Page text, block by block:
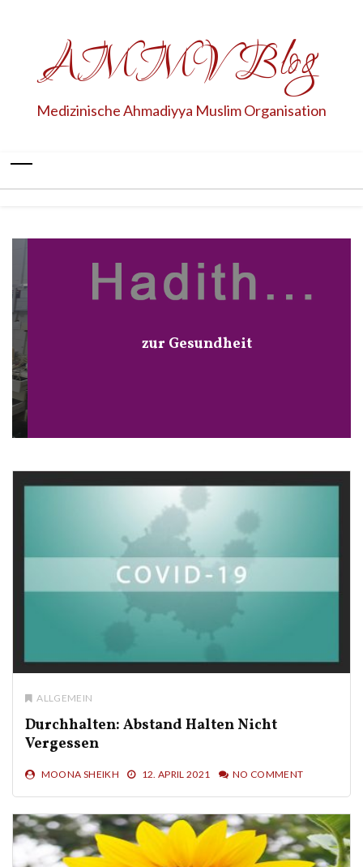
AMMV Blog
Medizinische Ahmadiyya Muslim Organisation
zur Gesundheit
ALLGEMEIN
Durchhalten: Abstand Halten Nicht
Vergessen
MOONA SHEIKH 12. APRIL 2021 NO COMMENT